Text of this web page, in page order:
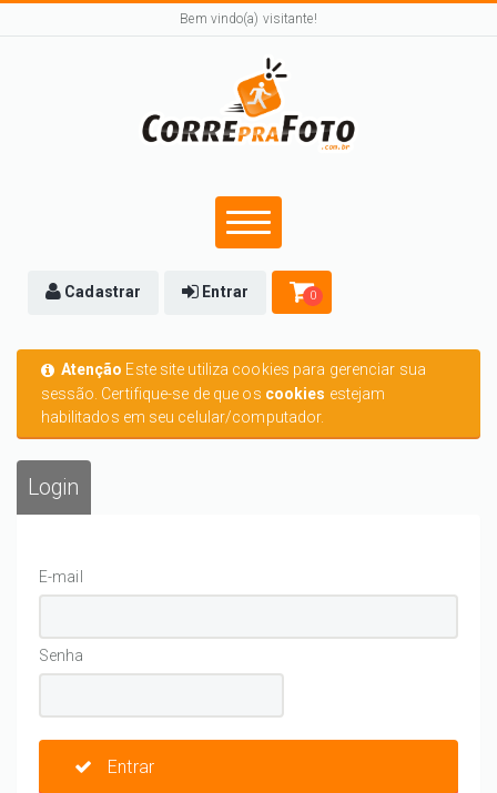
Bem vindo(a) visitante!
Cadastrar Entrar 0
Atenção Este site utiliza cookies para gerenciar sua
sessão. Certifique-se de que os cookies estejam
habilitados em seu celular/computador.
Login
E-mail
Senha
Entrar